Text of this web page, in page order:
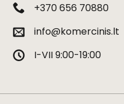
+370 656 70880
info@komercinis.lt
I-VII 9:00-19:00